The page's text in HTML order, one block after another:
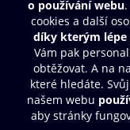
Moje O2 Knihovna
Další zábava
© O2 Czech Republic